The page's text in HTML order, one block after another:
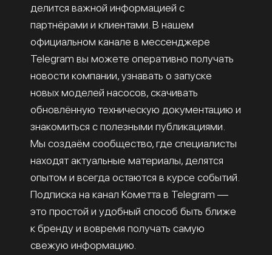
делится важной информацией с
партнёрами и клиентами. В нашем
официальном канале в мессенджере
Telegram вы можете оперативно получать
новости компании, узнавать о запуске
новых моделей насосов, скачивать
обновлённую техническую документацию и
знакомиться с полезными публикациями.
Мы создаём сообщество, где специалисты
находят актуальные материалы, делятся
опытом и всегда остаются в курсе событий.
Подписка на канал Кометта в Telegram —
это простой и удобный способ быть ближе
к бренду и вовремя получать самую
свежую информацию.